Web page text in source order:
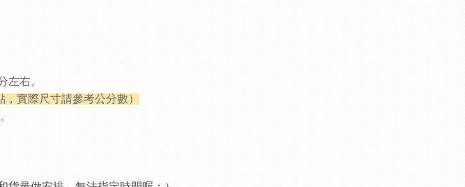
左右。
實際尺寸請參考公分數）